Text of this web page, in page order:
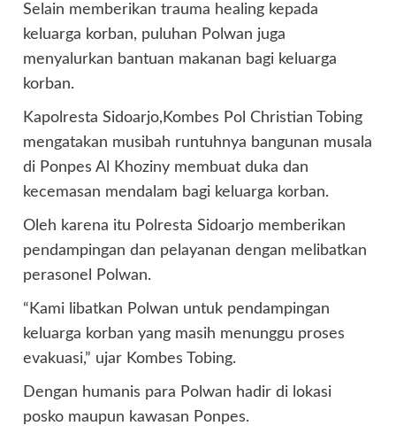
Selain memberikan trauma healing kepada
keluarga korban, puluhan Polwan juga
menyalurkan bantuan makanan bagi keluarga
korban.
Kapolresta Sidoarjo,Kombes Pol Christian Tobing
mengatakan musibah runtuhnya bangunan musala
di Ponpes Al Khoziny membuat duka dan
kecemasan mendalam bagi keluarga korban.
Oleh karena itu Polresta Sidoarjo memberikan
pendampingan dan pelayanan dengan melibatkan
perasonel Polwan.
“Kami libatkan Polwan untuk pendampingan
keluarga korban yang masih menunggu proses
evakuasi,” ujar Kombes Tobing.
Dengan humanis para Polwan hadir di lokasi
posko maupun kawasan Ponpes.